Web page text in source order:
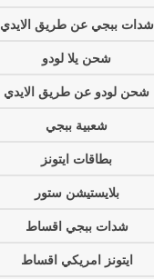
شدات ببجي عن طريق الايدي
شحن يلا لودو
شحن لودو عن طريق الايدي
شعبية ببجي
بطاقات ايتونز
بلايستيشن ستور
شدات ببجي اقساط
ايتونز امريكي اقساط